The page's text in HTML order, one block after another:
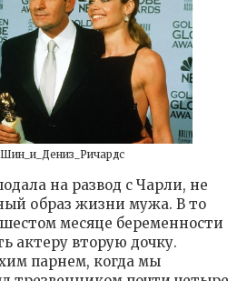
на развод с Чарли, не
образ жизни мужа. В то
месяце беременности
актеру вторую дочку.
парнем, когда мы